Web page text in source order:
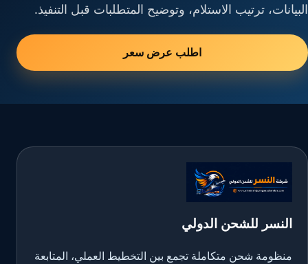
البيانات، ترتيب الاستلام، وتوضيح المتطلبات قبل التنفيذ.
اطلب عرض سعر
النسر للشحن الدولي
منظومة شحن متكاملة تجمع بين التخطيط العملي، المتابعة